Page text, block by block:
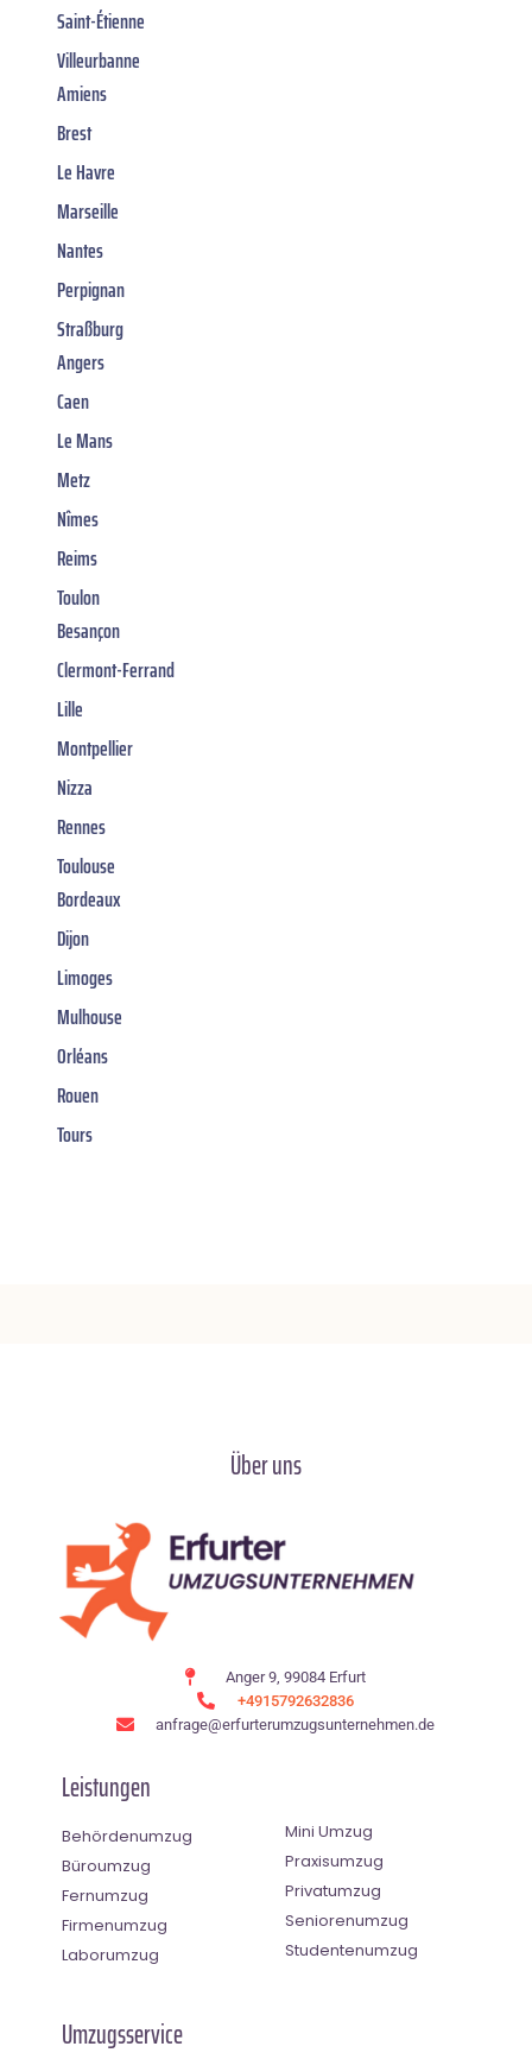
Saint-Étienne
Villeurbanne
Amiens
Brest
Le Havre
Marseille
Nantes
Perpignan
Straßburg
Angers
Caen
Le Mans
Metz
Nîmes
Reims
Toulon
Besançon
Clermont-Ferrand
Lille
Montpellier
Nizza
Rennes
Toulouse
Bordeaux
Dijon
Limoges
Mulhouse
Orléans
Rouen
Tours
Über uns
Anger 9, 99084 Erfurt
+4915792632836
anfrage@erfurterumzugsunternehmen.de
Leistungen
Behördenumzug
Büroumzug
Fernumzug
Firmenumzug
Laborumzug
Mini Umzug
Praxisumzug
Privatumzug
Seniorenumzug
Studentenumzug
Umzugsservice